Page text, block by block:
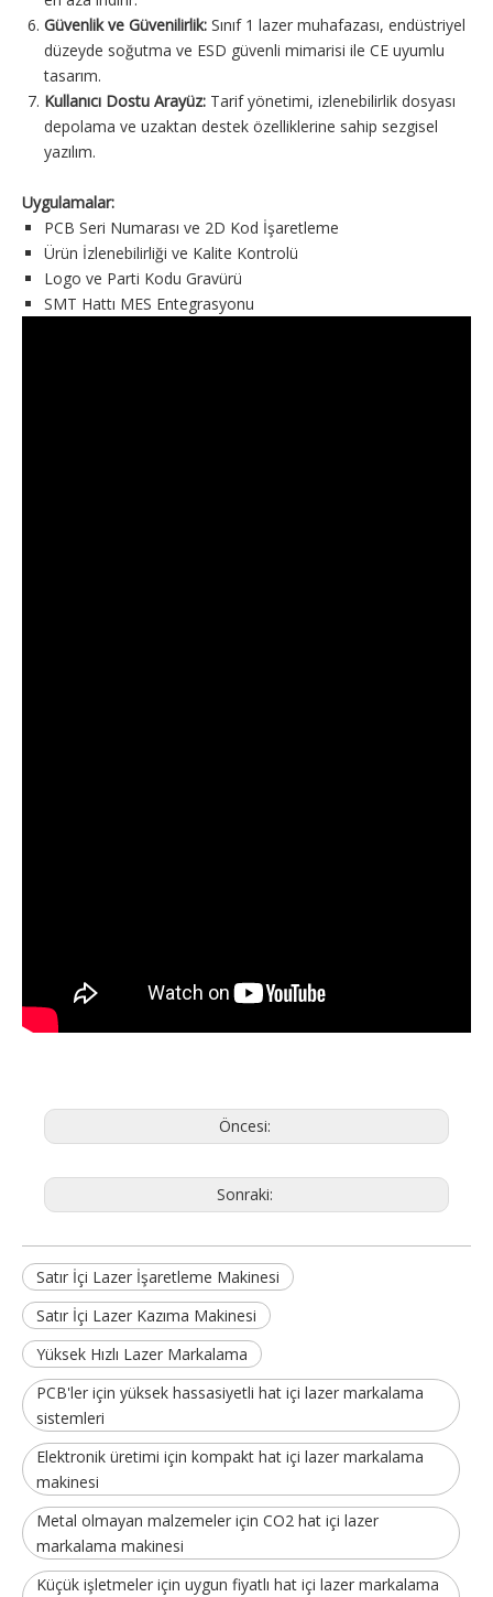
Güvenlik ve Güvenilirlik: Sınıf 1 lazer muhafazası, endüstriyel
düzeyde soğutma ve ESD güvenli mimarisi ile CE uyumlu
tasarım.
Kullanıcı Dostu Arayüz: Tarif yönetimi, izlenebilirlik dosyası
depolama ve uzaktan destek özelliklerine sahip sezgisel
yazılım.
Uygulamalar:
PCB Seri Numarası ve 2D Kod İşaretleme
Ürün İzlenebilirliği ve Kalite Kontrolü
Logo ve Parti Kodu Gravürü
SMT Hattı MES Entegrasyonu
Öncesi:
Sonraki:
Satır İçi Lazer İşaretleme Makinesi
Satır İçi Lazer Kazıma Makinesi
Yüksek Hızlı Lazer Markalama
PCB'ler için yüksek hassasiyetli hat içi lazer markalama
sistemleri
Elektronik üretimi için kompakt hat içi lazer markalama
makinesi
Metal olmayan malzemeler için CO2 hat içi lazer
markalama makinesi
Küçük işletmeler için uygun fiyatlı hat içi lazer markalama